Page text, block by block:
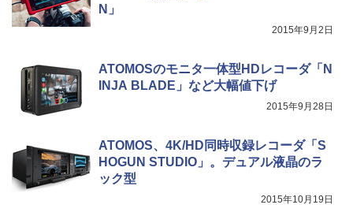
N」
2015年9月2日
ATOMOSのモニタ一体型HDレコーダ「N
INJA BLADE」など大幅値下げ
2015年9月28日
ATOMOS、4K/HD同時収録レコーダ「S
HOGUN STUDIO」。デュアル液晶のラ
ック型
2015年10月19日